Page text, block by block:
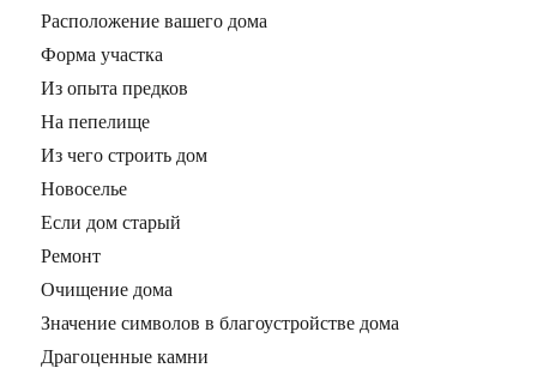
Расположение вашего дома
Форма участка
Из опыта предков
На пепелище
Из чего строить дом
Новоселье
Если дом старый
Ремонт
Очищение дома
Значение символов в благоустройстве дома
Драгоценные камни